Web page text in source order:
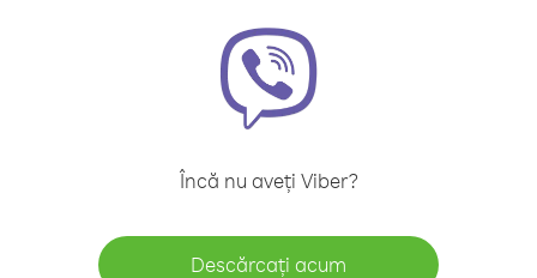
Încă nu aveți Viber?
Descărcați acum